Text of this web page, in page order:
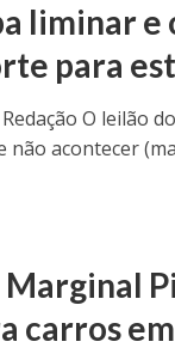
liminar e
para
O leilão
acontecer
carros